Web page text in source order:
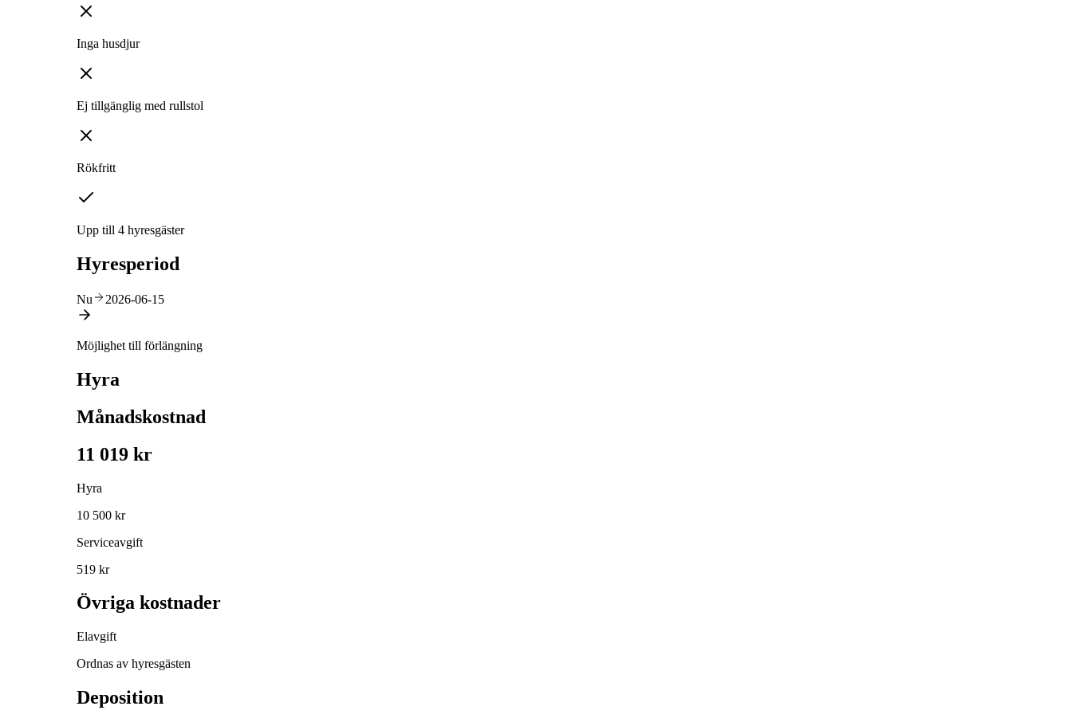
Inga husdjur
Ej tillgänglig med rullstol
Rökfritt
Upp till 4 hyresgäster
Hyresperiod
Nu 2026-06-15
Möjlighet till förlängning
Hyra
Månadskostnad
11 019 kr
Hyra
10 500 kr
Serviceavgift
519 kr
Övriga kostnader
Elavgift
Ordnas av hyresgästen
Deposition